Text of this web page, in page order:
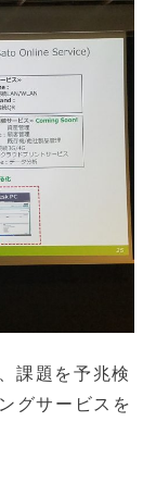
課題を予兆検
グサービスを